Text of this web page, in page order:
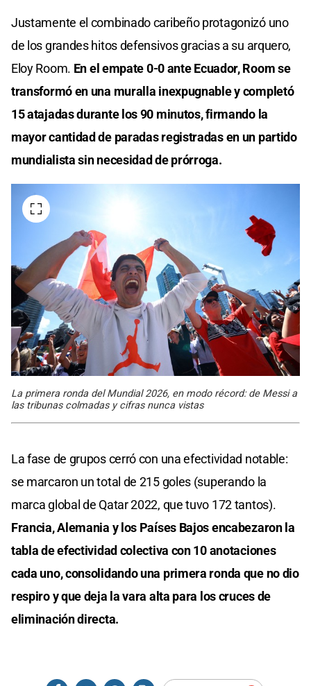
Justamente el combinado caribeño protagonizó uno
de los grandes hitos defensivos gracias a su arquero,
Eloy Room. En el empate 0-0 ante Ecuador, Room se
transformó en una muralla inexpugnable y completó
15 atajadas durante los 90 minutos, firmando la
mayor cantidad de paradas registradas en un partido
mundialista sin necesidad de prórroga.
La primera ronda del Mundial 2026, en modo récord: de Messi a
las tribunas colmadas y cifras nunca vistas
La fase de grupos cerró con una efectividad notable:
se marcaron un total de 215 goles (superando la
marca global de Qatar 2022, que tuvo 172 tantos).
Francia, Alemania y los Países Bajos encabezaron la
tabla de efectividad colectiva con 10 anotaciones
cada uno, consolidando una primera ronda que no dio
respiro y que deja la vara alta para los cruces de
eliminación directa.